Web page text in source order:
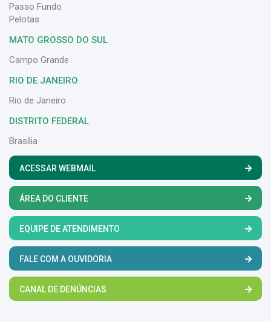
Passo Fundo
Pelotas
MATO GROSSO DO SUL
Campo Grande
RIO DE JANEIRO
Rio de Janeiro
DISTRITO FEDERAL
Brasília
ACESSAR WEBMAIL
ÁREA DO CLIENTE
EQUIPE DE ATENDIMENTO
FALE COM A OUVIDORIA
CANAL DE DENÚNCIAS